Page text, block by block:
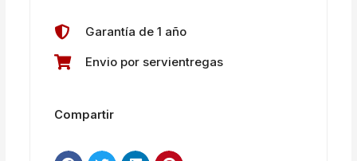
Garantía de 1 año
Envio por servientregas
Compartir